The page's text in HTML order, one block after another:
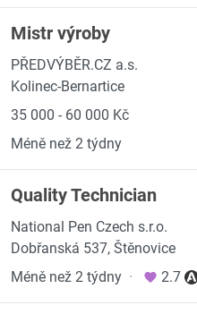
Mistr výroby
PŘEDVÝBĚR.CZ a.s.
Kolinec-Bernartice
35 000 - 60 000 Kč
Méně než 2 týdny
Quality Technician
National Pen Czech s.r.o.
Dobřanská 537, Štěnovice
Méně než 2 týdny · 2.7